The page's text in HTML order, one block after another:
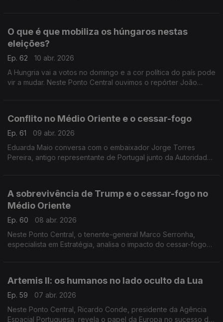
O que é que mobiliza os húngaros nestas
eleições?
Ep. 62
10 abr. 2026
A Hungria vai a votos no domingo e a cor política do país pode
vir a mudar. Neste Ponto Central ouvimos o repórter João
Conflito no Médio Oriente e o cessar-fogo
Ep. 61
09 abr. 2026
Eduarda Maio conversa com o embaixador Jorge Torres
Pereira, antigo representante de Portugal junto da Autoridade
A sobrevivência de Trump e o cessar-fogo no
Médio Oriente
Ep. 60
08 abr. 2026
Neste Ponto Central, o tenente-general Marco Serronha,
especialista em Estratégia, analisa o impacto do cessar-fogo
Artemis II: os humanos no lado oculto da Lua
Ep. 59
07 abr. 2026
Neste Ponto Central, Ricardo Conde, presidente da Agência
Espacial Portuguesa, revela o papel da Europa no sucesso da